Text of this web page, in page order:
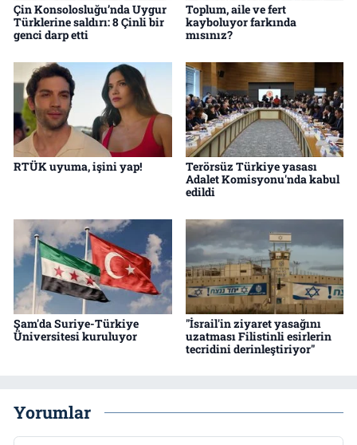
Çin Konsolosluğu’nda Uygur
Türklerine saldırı: 8 Çinli bir
genci darp etti
Toplum, aile ve fert
kayboluyor farkında
mısınız?
RTÜK uyuma, işini yap!
Terörsüz Türkiye yasası
Adalet Komisyonu'nda kabul
edildi
Şam'da Suriye-Türkiye
Üniversitesi kuruluyor
"İsrail'in ziyaret yasağını
uzatması Filistinli esirlerin
tecridini derinleştiriyor"
Yorumlar